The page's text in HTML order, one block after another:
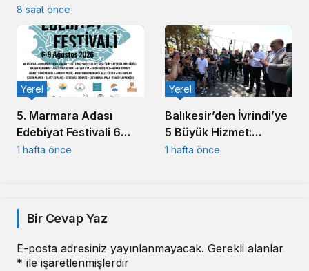
Tiyatro’da
Müzikseverleri
Buluşturdu
8 saat önce
5. Marmara Adası
Edebiyat Festivali 6
Ağustos’ta başlıyor
Yerel
1 hafta önce
Balıkesir’den İvrindi’ye
5 Büyük Hizmet:
Akın’dan Toplu Açılış
Yerel
1 hafta önce
Bir Cevap Yaz
E-posta adresiniz yayınlanmayacak. Gerekli alanlar
* ile işaretlenmişlerdir